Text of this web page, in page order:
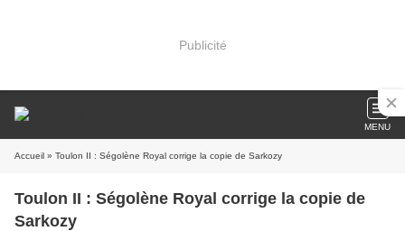
Publicité
MENU
Accueil » Toulon II : Ségolène Royal corrige la copie de Sarkozy
Toulon II : Ségolène Royal corrige la copie de
Sarkozy